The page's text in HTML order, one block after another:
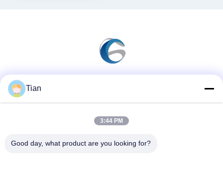
Tian
3:44 PM
Good day, what product are you looking for?